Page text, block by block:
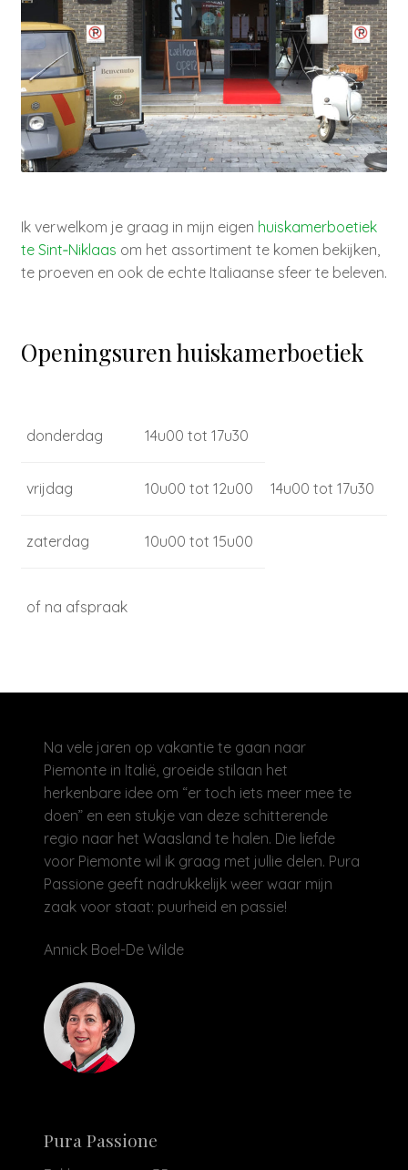
Ik verwelkom je graag in mijn eigen huiskamerboetiek
te Sint‑Niklaas om het assortiment te komen bekijken,
te proeven en ook de echte Italiaanse sfeer te beleven.
Openingsuren huiskamerboetiek
donderdag 14u00 tot 17u30
vrijdag 10u00 tot 12u00 14u00 tot 17u30
zaterdag 10u00 tot 15u00
of na afspraak
Na vele jaren op vakantie te gaan naar
Piemonte in Italië, groeide stilaan het
herkenbare idee om “er toch iets meer mee te
doen” en een stukje van deze schitterende
regio naar het Waasland te halen. Die liefde
voor Piemonte wil ik graag met jullie delen. Pura
Passione geeft nadrukkelijk weer waar mijn
zaak voor staat: puurheid en passie!
Annick Boel-De Wilde
Pura Passione